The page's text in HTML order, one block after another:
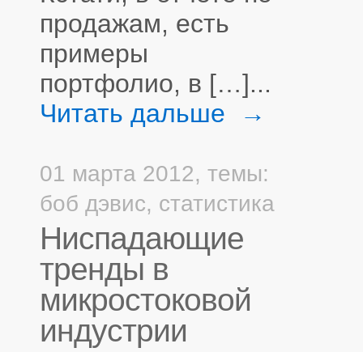
продажам, есть
примеры
портфолио, в […]...
Читать дальше →
01 марта 2012, темы:
боб дэвис, статистика
Ниспадающие
тренды в
микростоковой
индустрии